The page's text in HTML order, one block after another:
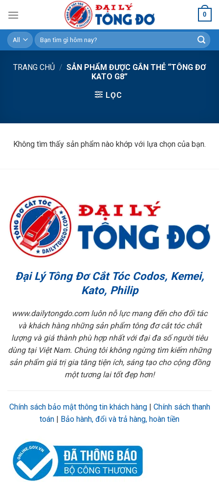
content
0
Tìm
kiếm:
TRANG CHỦ / SẢN PHẨM ĐƯỢC GẮN THẺ “TÔNG ĐƠ
KATO G8”
LỌC
Không tìm thấy sản phẩm nào khớp với lựa chọn của bạn.
Đại Lý Tông Đơ Cắt Tóc Codos, Kemei,
Kato, Philip
www.dailytongdo.com luôn nỗ lực mang đến cho đối tác
và khách hàng những sản phẩm tông đơ cắt tóc chất
lượng và giá thành phù hợp nhất với đại đa số người tiêu
dùng tại Việt Nam. Chúng tôi không ngừng tìm kiếm những
sản phẩm giá trị gia tăng tiện ích, sáng tạo cho cộng đồng
một tương lai tốt đẹp hơn!
Chính sách bảo mật thông tin khách hàng| Chính sách thanh
toán | Bảo hành, đổi và trả hàng, hoàn tiền